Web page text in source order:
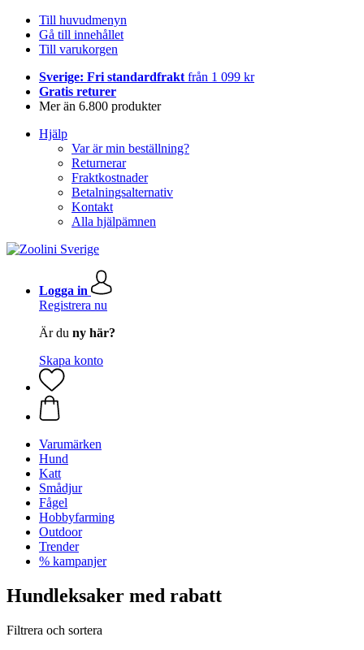
Till huvudmenyn
Gå till innehållet
Till varukorgen
Sverige: Fri standardfrakt från 1 099 kr
Gratis returer
Mer än 6.800 produkter
Hjälp
Var är min beställning?
Returnerar
Fraktkostnader
Betalningsalternativ
Kontakt
Alla hjälpämnen
Logga in
Registrera nu
Är du ny här?
Skapa konto
Varumärken
Hund
Katt
Smådjur
Fågel
Hobbyfarming
Outdoor
Trender
% kampanjer
Hundleksaker med rabatt
Filtrera och sortera